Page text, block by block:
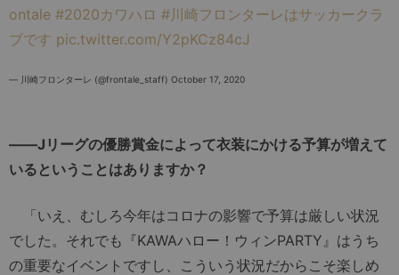
ontale #2020カワハロ #川崎フロンターレはサッカークラ
ブです pic.twitter.com/Y2pKCz84cJ
— 川崎フロンターレ (@frontale_staff) October 17, 2020
――Jリーグの優勝賞金によって衣装にかける予算が増えて
いるということはありますか？
「いえ、むしろ今年はコロナの影響で予算は厳しい状況
でした。それでも『KAWAハロー！ウィンPARTY』はうち
の重要なイベントですし、こういう状況だからこそ楽しめ